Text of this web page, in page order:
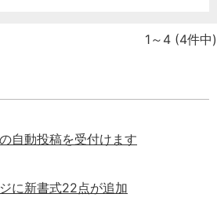
1～4 (4件中)
自動投稿を受付けます
に新書式22点が追加